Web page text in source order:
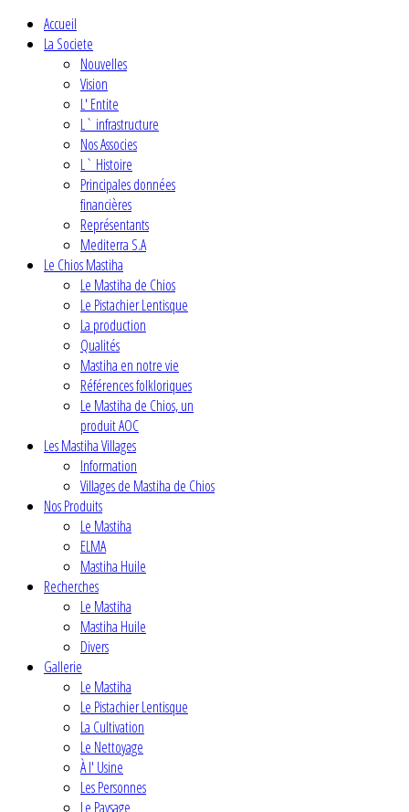
Accueil
La Societe
Nouvelles
Vision
L' Entite
L` infrastructure
Nos Associes
L` Histoire
Principales données
financières
Représentants
Mediterra S.A
Le Chios Mastiha
Le Mastiha de Chios
Le Pistachier Lentisque
La production
Qualités
Mastiha en notre vie
Références folkloriques
Le Mastiha de Chios, un
produit AOC
Les Mastiha Villages
Information
Villages de Mastiha de Chios
Nos Produits
Le Mastiha
ELMA
Mastiha Huile
Recherches
Le Mastiha
Mastiha Huile
Divers
Gallerie
Le Mastiha
Le Pistachier Lentisque
La Cultivation
Le Nettoyage
À l' Usine
Les Personnes
Le Paysage